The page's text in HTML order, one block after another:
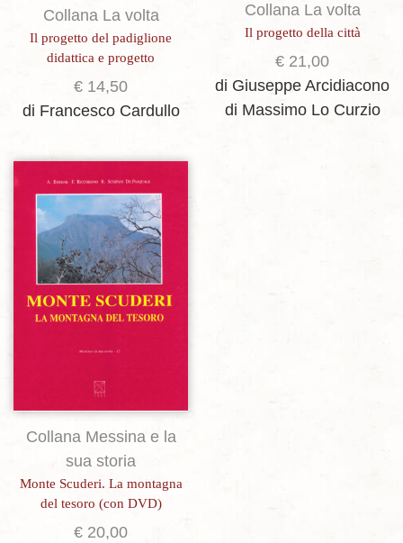
Collana La volta
Il progetto del padiglione
didattica e progetto
€ 14,50
di Francesco Cardullo
Collana La volta
Il progetto della città
€ 21,00
di Giuseppe Arcidiacono
di Massimo Lo Curzio
Aggiungi alla lista dei desideri
Collana Messina e la
sua storia
Monte Scuderi. La montagna
del tesoro (con DVD)
€ 20,00